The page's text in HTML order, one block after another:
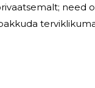
need